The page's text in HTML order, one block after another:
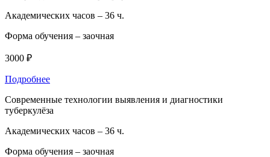
Академических часов – 36 ч.
Форма обучения – заочная
3000 ₽
Подробнее
Современные технологии выявления и диагностики
туберкулёза
Академических часов – 36 ч.
Форма обучения – заочная